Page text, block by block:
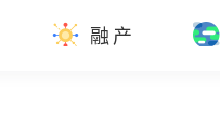
融产